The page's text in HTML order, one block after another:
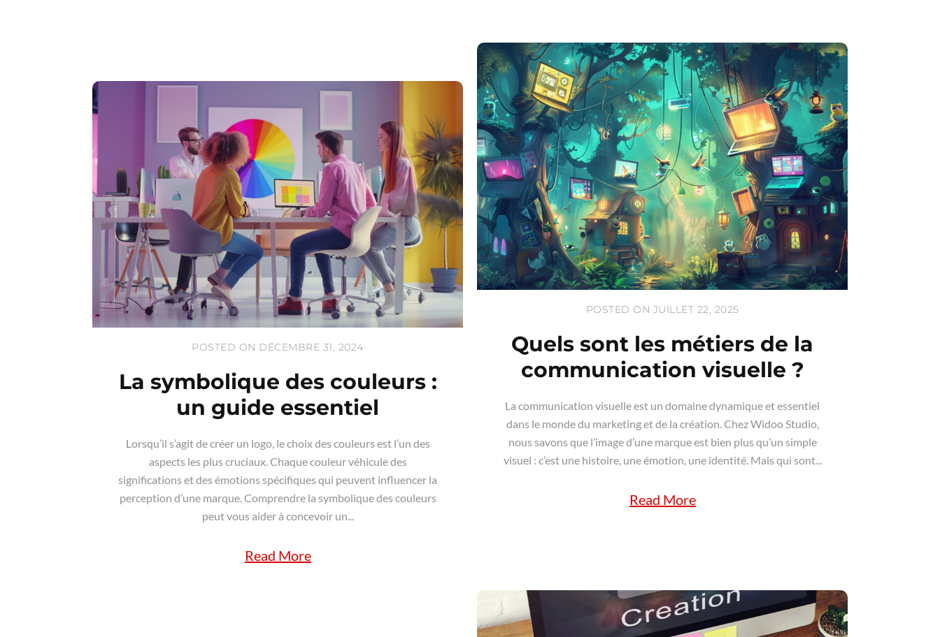
POSTED ON JUILLET 22, 2025
Quels sont les métiers de la
communication visuelle ?
La communication visuelle est un domaine dynamique et essentiel
dans le monde du marketing et de la création. Chez Widoo Studio,
nous savons que l’image d’une marque est bien plus qu’un simple
visuel : c’est une histoire, une émotion, une identité. Mais qui sont...
Read More
POSTED ON DÉCEMBRE 31, 2024
La symbolique des couleurs :
un guide essentiel
Lorsqu’il s’agit de créer un logo, le choix des couleurs est l’un des
aspects les plus cruciaux. Chaque couleur véhicule des
significations et des émotions spécifiques qui peuvent influencer la
perception d’une marque. Comprendre la symbolique des couleurs
peut vous aider à concevoir un...
Read More